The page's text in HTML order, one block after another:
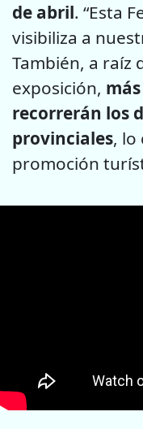
de abril. “Esta
visibiliza a
También, a raíz
exposición,
recorrerán los
provinciales, lo
promoción